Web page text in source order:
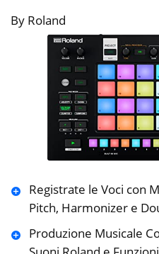
By Roland
Registrate le Voci con
Pitch, Harmonizer e
Produzione Musicale